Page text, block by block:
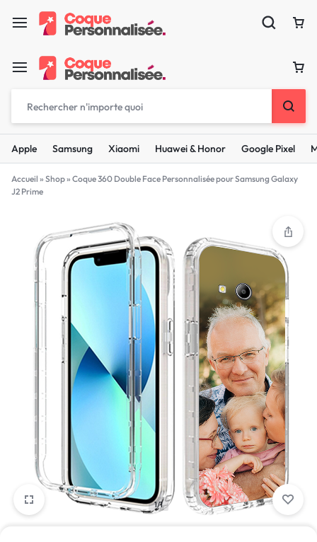
Apple Samsung Xiaomi Huawei & Honor Google Pixel
Accueil » Shop» Coque 360 Double Face Personnalisée pour Samsung Galaxy
J2 Prime
1/1